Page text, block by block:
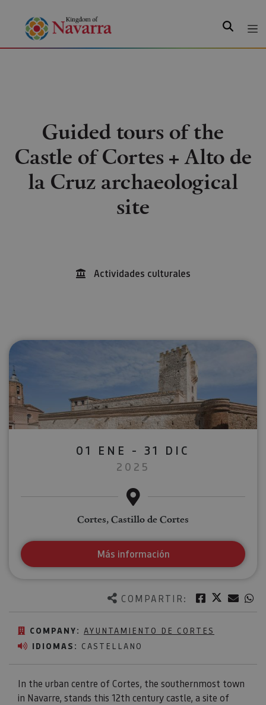
Search
Guided tours of the
Castle of Cortes + Alto de
la Cruz archaeological
site
Actividades culturales
COMPARTIR: Facebook
Twitter
COMPANY: AYUNTAMIENTO DE CORTES
IDIOMAS: CASTELLANO
In the urban centre of Cortes, the southernmost town
in Navarre, stands this 12th century castle, a site of
01 ENE - 31 DIC
2025
Cortes, Castillo de Cortes
Más información